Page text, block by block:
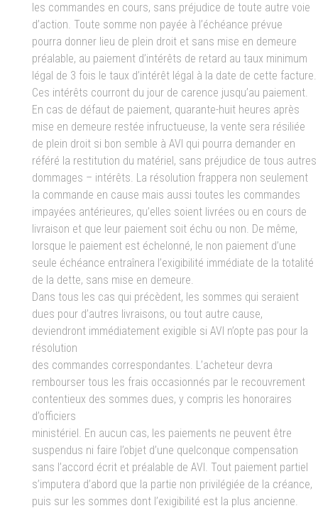
les commandes en cours, sans préjudice de toute autre voie
d’action. Toute somme non payée à l’échéance prévue
pourra donner lieu de plein droit et sans mise en demeure
préalable, au paiement d’intérêts de retard au taux minimum
légal de 3 fois le taux d’intérêt légal à la date de cette facture.
Ces intérêts courront du jour de carence jusqu’au paiement.
En cas de défaut de paiement, quarante-huit heures après
mise en demeure restée infructueuse, la vente sera résiliée
de plein droit si bon semble à AVI qui pourra demander en
référé la restitution du matériel, sans préjudice de tous autres
dommages – intérêts. La résolution frappera non seulement
la commande en cause mais aussi toutes les commandes
impayées antérieures, qu’elles soient livrées ou en cours de
livraison et que leur paiement soit échu ou non. De même,
lorsque le paiement est échelonné, le non paiement d’une
seule échéance entraînera l’exigibilité immédiate de la totalité
de la dette, sans mise en demeure.
Dans tous les cas qui précèdent, les sommes qui seraient
dues pour d’autres livraisons, ou tout autre cause,
deviendront immédiatement exigible si AVI n’opte pas pour la
résolution
des commandes correspondantes. L’acheteur devra
rembourser tous les frais occasionnés par le recouvrement
contentieux des sommes dues, y compris les honoraires
d’officiers
ministériel. En aucun cas, les paiements ne peuvent être
suspendus ni faire l’objet d’une quelconque compensation
sans l’accord écrit et préalable de AVI. Tout paiement partiel
s’imputera d’abord que la partie non privilégiée de la créance,
puis sur les sommes dont l’exigibilité est la plus ancienne.